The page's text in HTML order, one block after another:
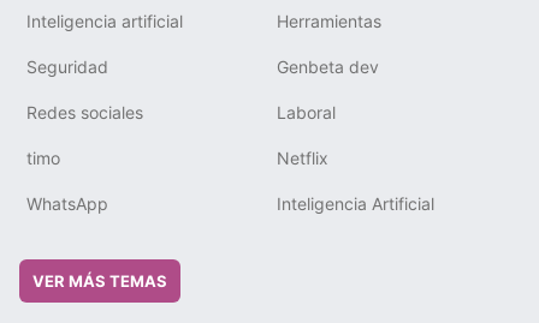
Inteligencia artificial Herramientas
Seguridad Genbeta dev
Redes sociales Laboral
timo Netflix
WhatsApp Inteligencia Artificial
VER MÁS TEMAS